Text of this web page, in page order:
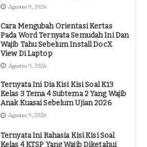
Agustus 9, 2026
Cara Mengubah Orientasi Kertas
Pada Word Ternyata Semudah Ini Dan
Wajib Tahu Sebelum Install DocX
View Di Laptop
Agustus 9, 2026
Ternyata Ini Dia Kisi Kisi Soal K13
Kelas 3 Tema 4 Subtema 2 Yang Wajib
Anak Kuasai Sebelum Ujian 2026
Agustus 9, 2026
Ternyata Ini Rahasia Kisi Kisi Soal
Kelas 4 KTSP Yang Wajib Diketahui